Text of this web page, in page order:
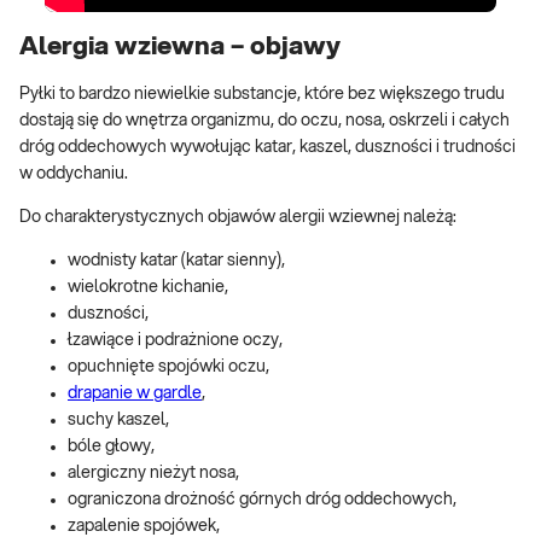
Alergia wziewna – objawy
Pyłki to bardzo niewielkie substancje, które bez większego trudu
dostają się do wnętrza organizmu, do oczu, nosa, oskrzeli i całych
dróg oddechowych wywołując katar, kaszel, duszności i trudności
w oddychaniu.
Do charakterystycznych objawów alergii wziewnej należą:
wodnisty katar (katar sienny),
wielokrotne kichanie,
duszności,
łzawiące i podrażnione oczy,
opuchnięte spojówki oczu,
drapanie w gardle,
suchy kaszel,
bóle głowy,
alergiczny nieżyt nosa,
ograniczona drożność górnych dróg oddechowych,
zapalenie spojówek,